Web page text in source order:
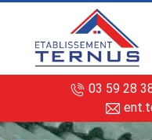
03 59 28